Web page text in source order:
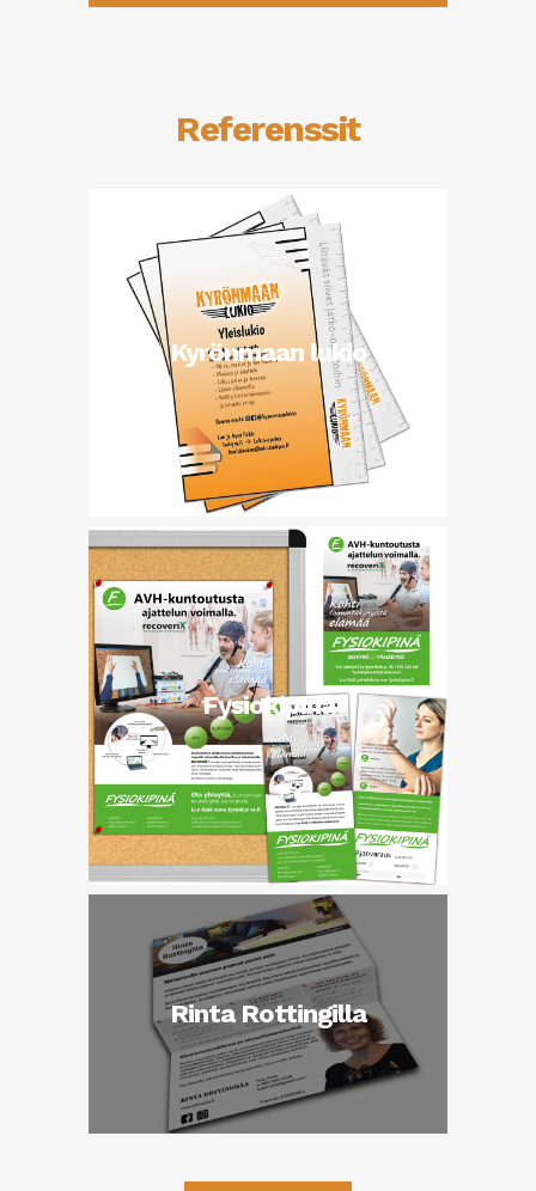
Referenssit
Kyrönmaan lukio
Fysiokipinä
Rinta Rottingilla